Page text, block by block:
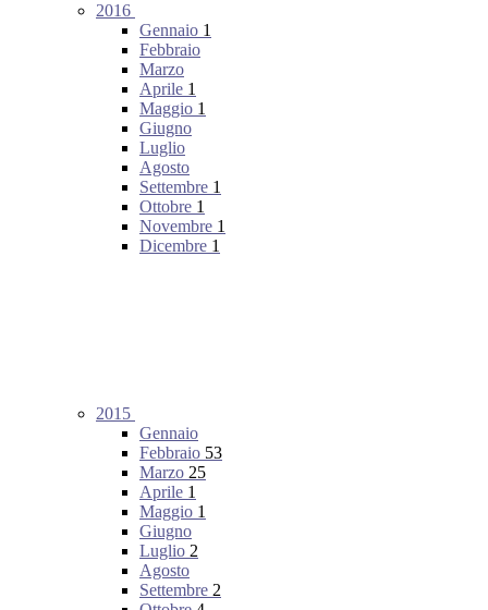
2016
Gennaio 1
Febbraio
Marzo
Aprile 1
Maggio 1
Giugno
Luglio
Agosto
Settembre 1
Ottobre 1
Novembre 1
Dicembre 1
2015
Gennaio
Febbraio 53
Marzo 25
Aprile 1
Maggio 1
Giugno
Luglio 2
Agosto
Settembre 2